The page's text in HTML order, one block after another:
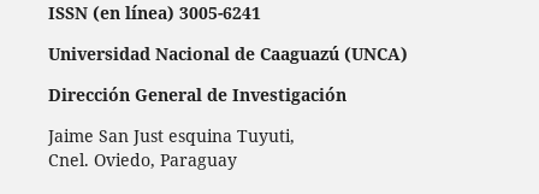
ISSN (en línea) 3005-6241
Universidad Nacional de Caaguazú (UNCA)
Dirección General de Investigación
Jaime San Just esquina Tuyuti,
Cnel. Oviedo, Paraguay